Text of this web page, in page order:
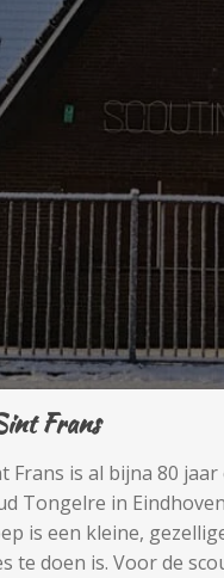
Frans
Frans is al bijna 80
Tongelre in
is een kleine,
te doen is. Voor de